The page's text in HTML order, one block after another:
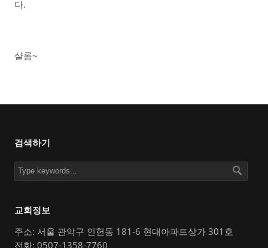
다.
샬롬~
검색하기
교회정보
주소: 서울 관악구 인헌동 181-6 현대아파트상가 301호
전화: 0507-1358-7760